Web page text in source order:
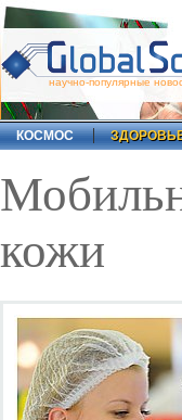
научно-популярные
КОСМОС
кожи